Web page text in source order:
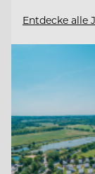
Entdecke alle